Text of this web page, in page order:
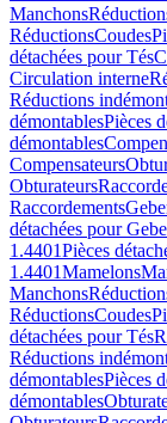
Manchons
RéductionsCoudes
détachées pour Tés
Circulation interne
Réductions
démontablesPièces
démontables
Compensateurs
Obturateurs
Raccordements
détachées pour
1.4401Pièces
1.4401Mamelons
Manchons
RéductionsCoudes
détachées pour Tés
Réductions
démontablesPièces
démontables